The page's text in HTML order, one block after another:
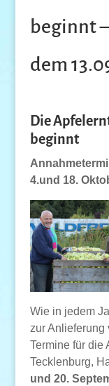
beginnt
dem
Die
beginnt
4.und 18.
Wie in jedem
zur Anlieferung
Termine für die
Tecklenburg,
und 20.